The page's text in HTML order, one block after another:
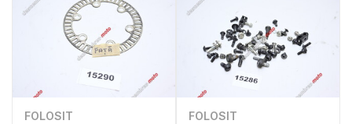
FOLOSIT FOLOSIT